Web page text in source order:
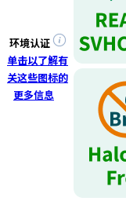
环境认证
单击以了解有
关这些图标的
更多信息